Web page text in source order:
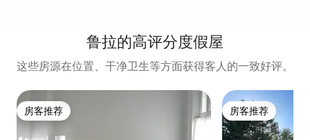
鲁拉的高评分度假屋
这些房源在位置、干净卫生等方面获得客人的一致好评。
房客推荐
房客推荐 房客推荐
房客推荐